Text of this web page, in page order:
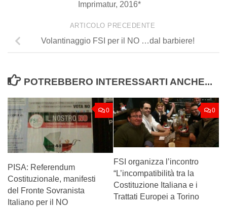
Imprimatur, 2016*
ARTICOLO PRECEDENTE
Volantinaggio FSI per il NO …dal barbiere!
POTREBBERO INTERESSARTI ANCHE...
0
PISA: Referendum
Costituzionale, manifesti
del Fronte Sovranista
Italiano per il NO
0
FSI organizza l’incontro
“L’incompatibilità tra la
Costituzione Italiana e i
Trattati Europei a Torino